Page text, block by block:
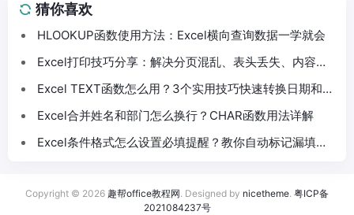
猜你喜欢
HLOOKUP函数使用方法：Excel横向查询数据一学就会
Excel打印技巧分享：解决分页混乱、表头丢失、内容截
Excel TEXT函数怎么用？3个实用技巧快速转换日期和数
Excel合并姓名和部门怎么换行？CHAR函数用法详解
Excel条件格式怎么设置必填提醒？教你自动标记漏填数
Copyright © 2026 趣帮office教程网. Designed by nicetheme. 粤ICP备
2021084237号